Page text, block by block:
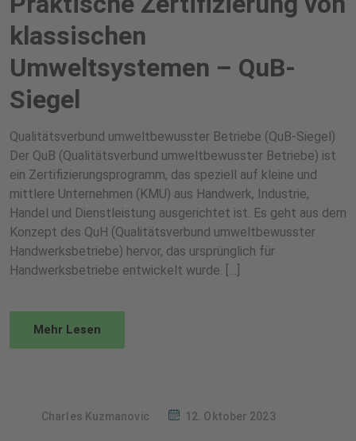
klassischen
Umweltsystemen – QuB-
Siegel
Qualitätsverbund umweltbewusster Betriebe (QuB-Siegel)
Der QuB (Qualitätsverbund umweltbewusster Betriebe) ist
ein Zertifizierungsprogramm, das speziell auf kleine und
mittlere Unternehmen (KMU) aus Handwerk, Industrie,
Handel und Dienstleistung ausgerichtet ist. Es geht aus dem
Konzept des QuH (Qualitätsverbund umweltbewusster
Handwerksbetriebe) hervor, das ursprünglich für
Handwerksbetriebe entwickelt wurde. […]
Mehr Lesen
Charles Kuzmanovic 12. Oktober 2023